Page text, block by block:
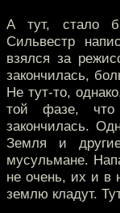
А тут, стало
Сильвестр
взялся за
закончилась,
Не тут-то,
той фазе,
закончилась.
Земля и
мусульмане.
не очень, их и в
землю кладут.